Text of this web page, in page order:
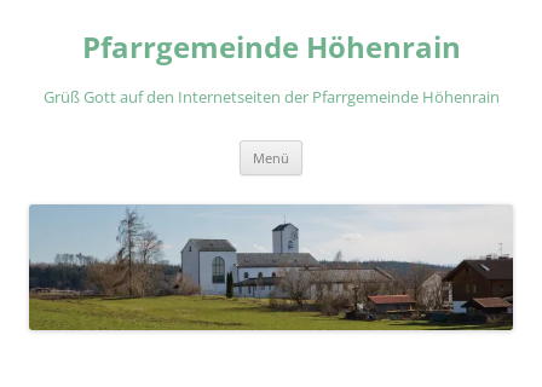
springenPfarrgemeinde Höhenrain
Grüß Gott auf den Internetseiten der Pfarrgemeinde Höhenrain
Menü